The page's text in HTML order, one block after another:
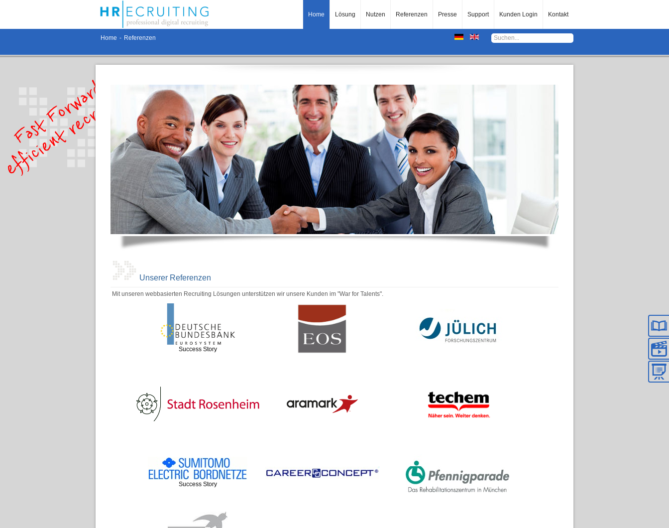
Home Lösung Nutzen Referenzen Presse Support Kunden Login Kontakt
Home - Referenzen
Unserer Referenzen
Mit unseren webbasierten Recruiting Lösungen unterstützen wir unsere Kunden im "War for Talents".
Success Story
Success Story